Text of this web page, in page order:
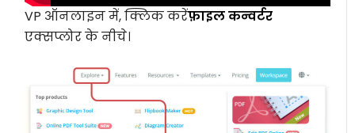
VP ऑनलाइन में, क्लिक करेंफ़ाइल कन्वर्टर
एक्सप्लोर के नीचे।